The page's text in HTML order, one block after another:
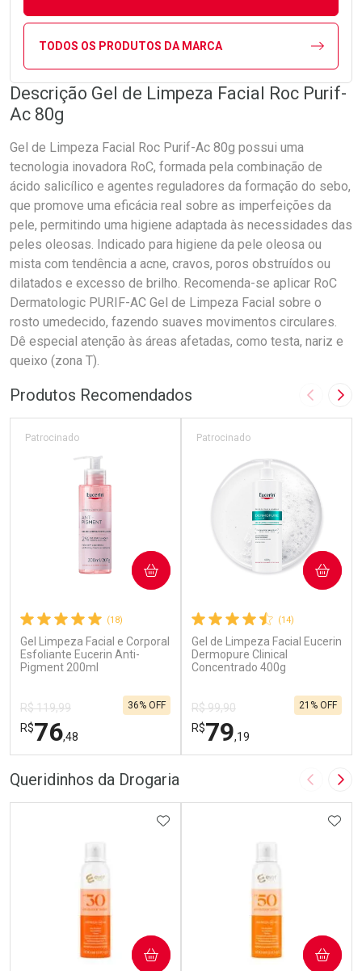
TODOS OS PRODUTOS DA MARCA
Descrição Gel de Limpeza Facial Roc Purif-
Ac 80g
Gel de Limpeza Facial Roc Purif-Ac 80g possui uma
tecnologia inovadora RoC, formada pela combinação de
ácido salicílico e agentes reguladores da formação do sebo,
que promove uma eficácia real sobre as imperfeições da
pele, permitindo uma higiene adaptada às necessidades das
peles oleosas. Indicado para higiene da pele oleosa ou
mista com tendência a acne, cravos, poros obstruídos ou
dilatados e excesso de brilho. Recomenda-se aplicar RoC
Dermatologic PURIF-AC Gel de Limpeza Facial sobre o
rosto umedecido, fazendo suaves movimentos circulares.
Dê especial atenção às áreas afetadas, como testa, nariz e
queixo (zona T).
Produtos Recomendados Imagem
(18)
Gel Limpeza Facial e Corporal
Esfoliante Eucerin Anti-
Pigment 200ml
Patrocinado
R$ 119,99
R$76,48
36% OFF
COMPRAR
(14)
Gel de Limpeza Facial Eucerin
Dermopure Clinical
Concentrado 400g
Patrocinado
R$ 99,90
R$79,19
21% OFF
COMPRAR
Queridinhos da Drogaria Imagem
ADICIONAR AOS FAVORITOS
COMPRAR COMPRAR